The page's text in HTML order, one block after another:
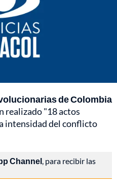
de Colombia
realizado "18 actos
intensidad del conflicto
Channel, para recibir las